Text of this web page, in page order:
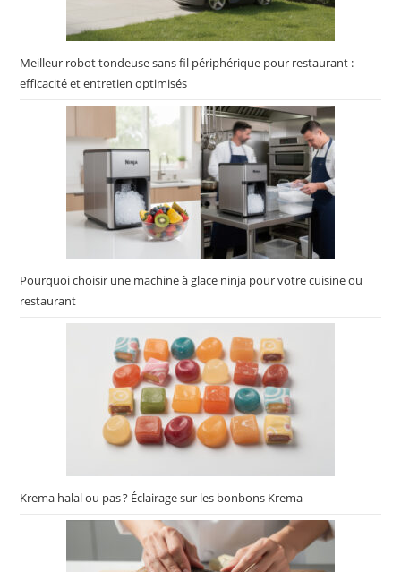
Meilleur robot tondeuse sans fil périphérique pour restaurant :
efficacité et entretien optimisés
Pourquoi choisir une machine à glace ninja pour votre cuisine ou
restaurant
Krema halal ou pas ? Éclairage sur les bonbons Krema